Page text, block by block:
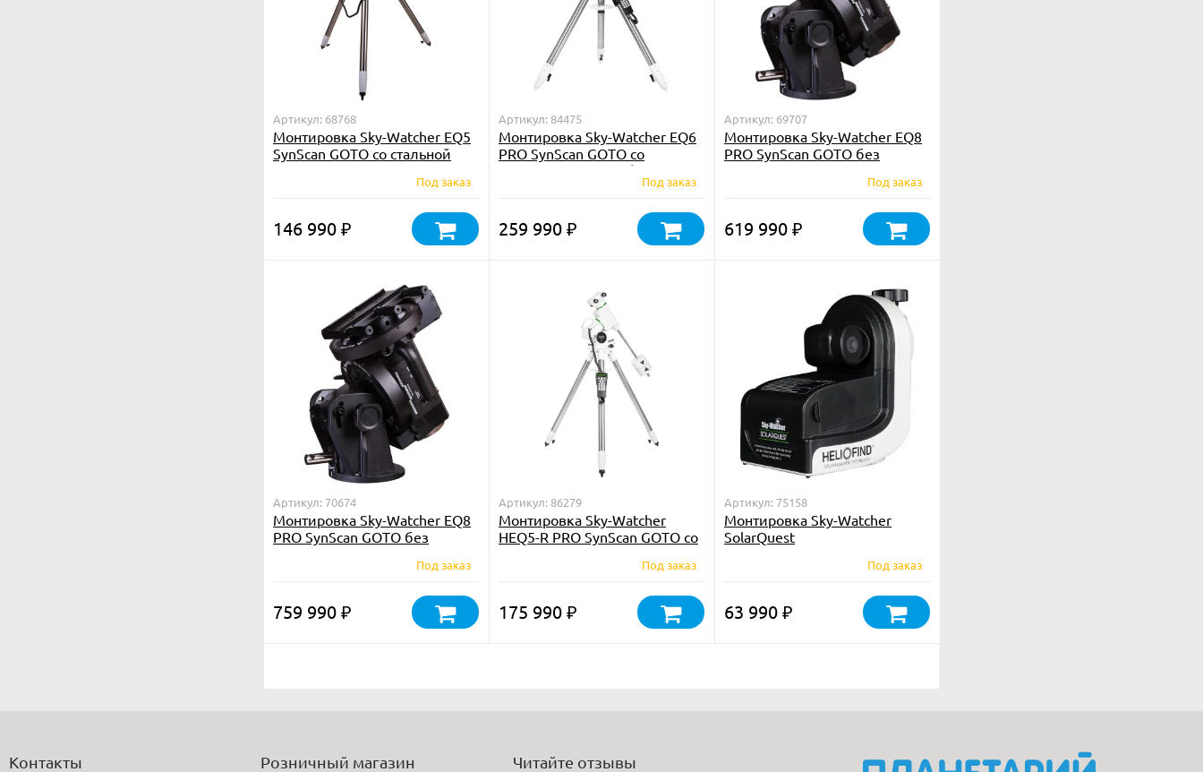
Артикул: 68768
Монтировка Sky-Watcher EQ5
SynScan GOTO со стальной
Под заказ
146 990 ₽
Артикул: 84475
Монтировка Sky-Watcher EQ6
PRO SynScan GOTO со
стальной треногой (без
Под заказ
259 990 ₽
Артикул: 69707
Монтировка Sky-Watcher EQ8
PRO SynScan GOTO без
Под заказ
619 990 ₽
Артикул: 70674
Монтировка Sky-Watcher EQ8
PRO SynScan GOTO без
Под заказ
759 990 ₽
Артикул: 86279
Монтировка Sky-Watcher
HEQ5-R PRO SynScan GOTO со
Под заказ
175 990 ₽
Артикул: 75158
Монтировка Sky-Watcher
SolarQuest
Под заказ
63 990 ₽
Контакты Розничный магазин Читайте отзывы